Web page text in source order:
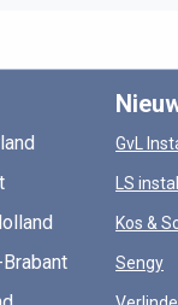
GvL
LS
Kos &
Sengy